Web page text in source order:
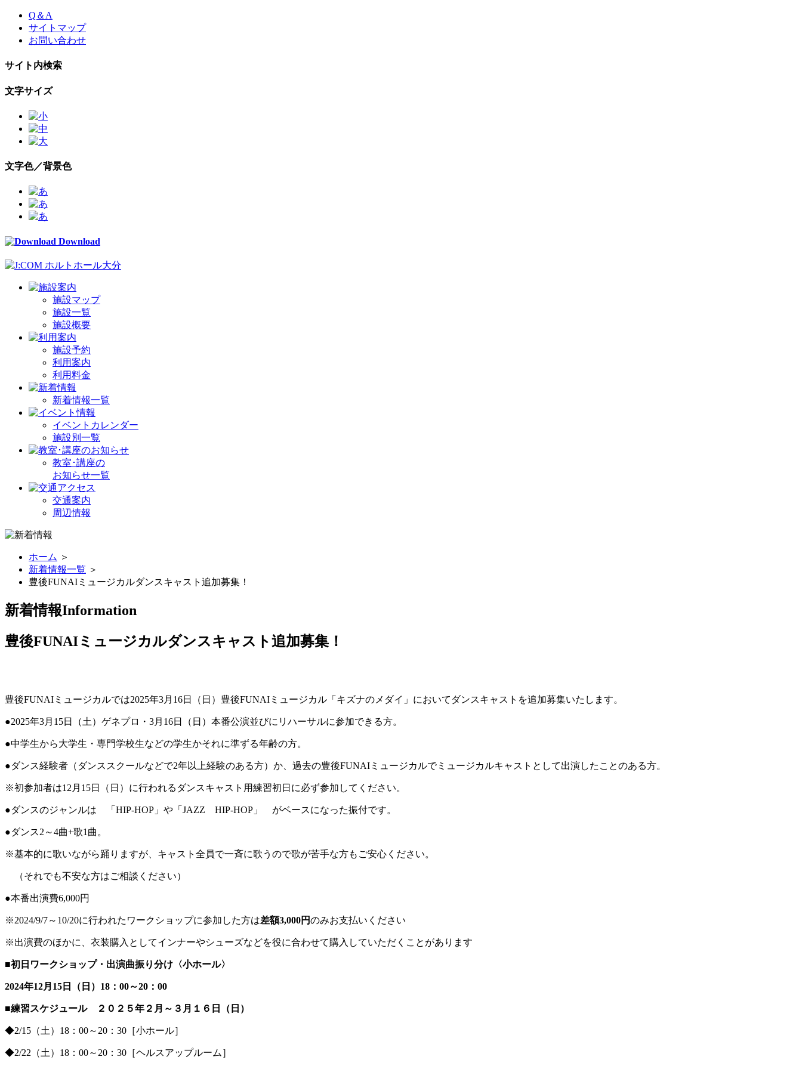
Skip
content
Q＆A
サイトマップ
お問い合わせ
サイト内検索
文字サイズ
文字色／背景色
Download
施設マップ
施設一覧
施設概要
施設予約
利用案内
利用料金
新着情報一覧
イベントカレンダー
施設別一覧
教室･講座の
お知らせ一覧
交通案内
周辺情報
ホーム ＞
新着情報一覧 ＞
豊後FUNAIミュージカルダンスキャスト追加募集！
新着情報Information
豊後FUNAIミュージカルダンスキャスト追加募集！
豊後FUNAIミュージカルでは2025年3月16日（日）豊後FUNAIミュージカル「キズナのメダイ」においてダンスキャストを追加募集いたします。
●2025年3月15日（土）ゲネプロ・3月16日（日）本番公演並びにリハーサルに参加できる方。
●中学生から大学生・専門学校生などの学生かそれに準ずる年齢の方。
●ダンス経験者（ダンススクールなどで2年以上経験のある方）か、過去の豊後FUNAIミュージカルでミュージカルキャストとして出演したことのある方。
※初参加者は12月15日（日）に行われるダンスキャスト用練習初日に必ず参加してください。
●ダンスのジャンルは 「HIP-HOP」や「JAZZ HIP-HOP」 がベースになった振付です。
●ダンス2～4曲+歌1曲。
※基本的に歌いながら踊りますが、キャスト全員で一斉に歌うので歌が苦手な方もご安心ください。
（それでも不安な方はご相談ください）
●本番出演費6,000円
※2024/9/7～10/20に行われたワークショップに参加した方は差額3,000円のみお支払いください
※出演費のほかに、衣装購入としてインナーやシューズなどを役に合わせて購入していただくことがあります
■初日ワークショップ・出演曲振り分け〈小ホール〉
2024年12月15日（日）18：00～20：00
■練習スケジュール ２０２５年２月～３月１６日（日）
◆2/15（土）18：00～20：30［小ホール］
◆2/22（土）18：00～20：30［ヘルスアップルーム］